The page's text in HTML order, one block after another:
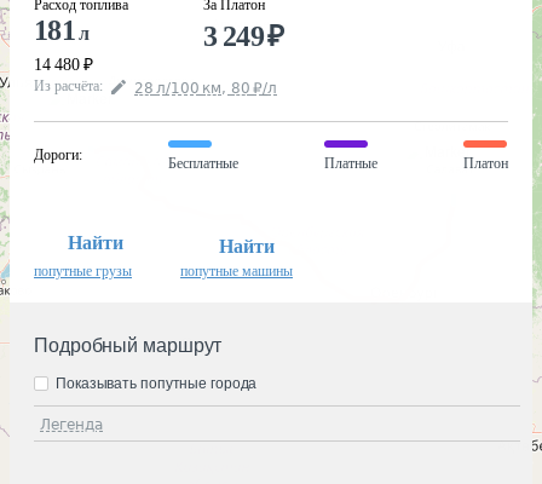
Расход топлива
181 л
14 480 ₽
За Платон
3 249₽
Из расчёта: 28 л/100 км, 80 ₽/л
Дороги:
Бесплатные Платные Платон
Найти
попутные грузы
Найти
попутные машины
Подробный маршрут
Легенда
Показывать попутные города